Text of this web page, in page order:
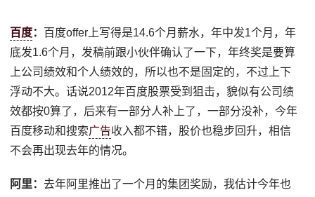
百度： 百度offer上写得是14.6个月薪水，年中发1个月，年
底发1.6个月，发稿前跟小伙伴确认了一下，年终奖是要算
上公司绩效和个人绩效的，所以也不是固定的，不过上下
浮动不大。话说2012年百度股票受到狙击，貌似有公司绩
效都按0算了，后来有一部分人补上了，一部分没补，今年
百度移动和搜索广告收入都不错，股价也稳步回升，相信
不会再出现去年的情况。
阿里：去年阿里推出了一个月的集团奖励，我估计今年也